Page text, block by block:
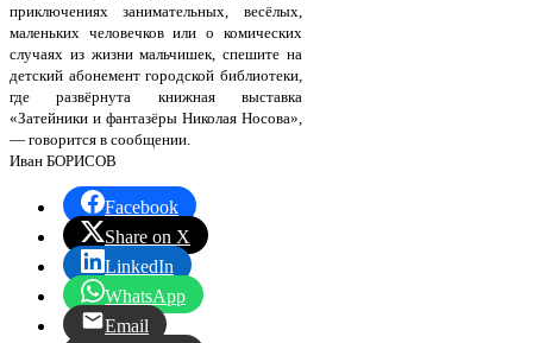
приключениях занимательных, весёлых,
маленьких человечков или о комических
случаях из жизни мальчишек, спешите на
детский абонемент городской библиотеки,
где развёрнута книжная выставка
«Затейники и фантазёры Николая Носова»,
— говорится в сообщении.
Иван БОРИСОВ
Facebook
Share on X
LinkedIn
WhatsApp
Email